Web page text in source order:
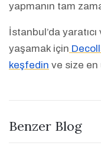
yapmanın tam
İstanbul’da
yaşamak için
keşfedin ve size en
Benzer Blog